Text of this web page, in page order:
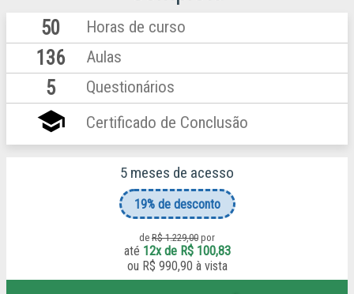
50 Horas de curso
136 Aulas
5 Questionários
school Certificado de Conclusão
5 meses de acesso
19%de desconto
de R$ 1.229,00 por
até 12x de R$ 100,83
ou R$ 990,90 à vista